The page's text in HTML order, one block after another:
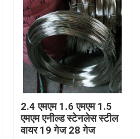
2.4 एमएम 1.6 एमएम 1.5
एमएम एनील्ड स्टेनलेस स्टील
वायर 19 गेज 28 गेज